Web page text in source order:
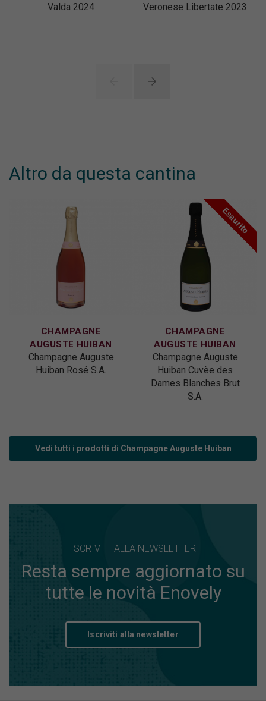
Valda 2024
Veronese Libertate 2023
Altro da questa cantina
CHAMPAGNE
AUGUSTE HUIBAN
Champagne Auguste
Huiban Rosé S.A.
Esaurito
CHAMPAGNE
AUGUSTE HUIBAN
Champagne Auguste
Huiban Cuvèe des
Dames Blanches Brut
S.A.
Vedi tutti i prodotti di Champagne Auguste Huiban
ISCRIVITI ALLA NEWSLETTER
Resta sempre aggiornato su
tutte le novità Enovely
Iscriviti alla newsletter